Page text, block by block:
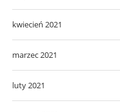
kwiecień 2021
marzec 2021
luty 2021